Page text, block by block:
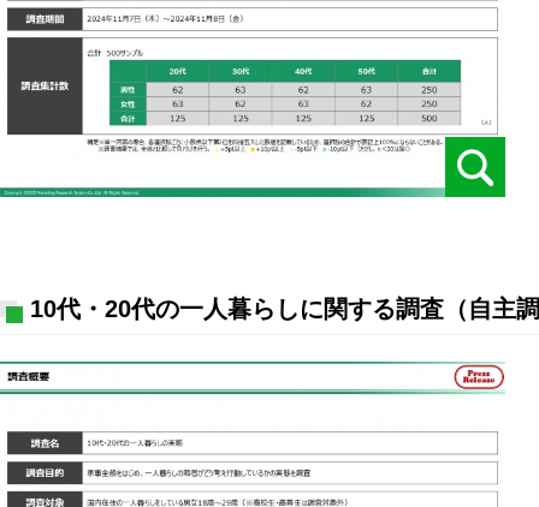
10代・20代の一人暮らしに関する調査（自主